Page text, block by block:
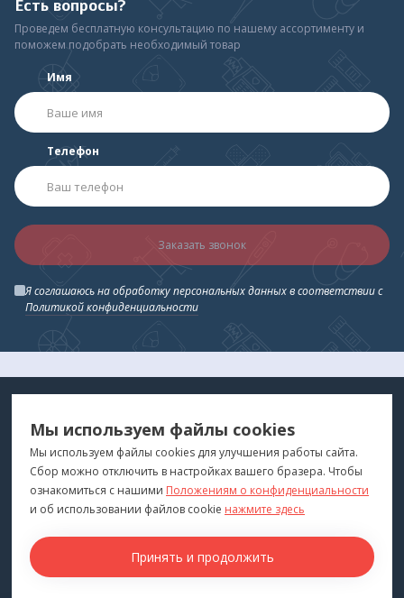
Есть вопросы?
Проведем бесплатную консультацию по нашему ассортименту и
поможем подобрать необходимый товар
Имя
Телефон
Заказать звонок
Я соглашаюсь на обработку персональных данных в соответствии с
Политикой конфиденциальности
ДЛЯ ВАС
"Медтехника для Вас"©2026
ПОКУПАТЕЛЯМ
Каталог
Бренды
Для оптовиков
КОНТАКТЫ
г. Владивосток
Мы используем файлы cookies
Мы используем файлы cookies для улучшения работы сайта.
Сбор можно отключить в настройках вашего бразера. Чтобы
ознакомиться с нашими Положениям о конфиденциальности
и об использовании файлов cookie нажмите здесь
Принять и продолжить